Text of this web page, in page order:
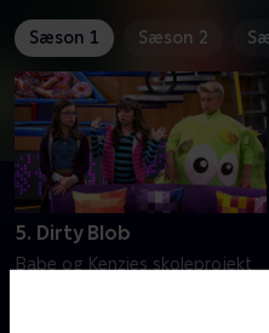
Sæson 1 Sæson 2
5. Dirty Blob
Babe og Kenzies skoleprojekt